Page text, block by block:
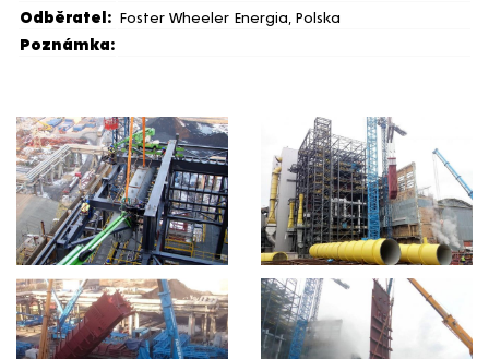
Odběratel: Foster Wheeler Energia, Polska
Poznámka: